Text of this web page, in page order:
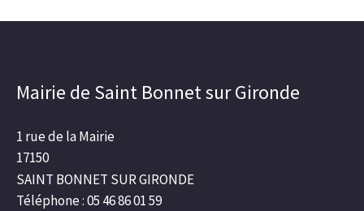
Mairie de Saint Bonnet sur Gironde
1 rue de la Mairie
17150
SAINT BONNET SUR GIRONDE
Téléphone : 05 46 86 01 59